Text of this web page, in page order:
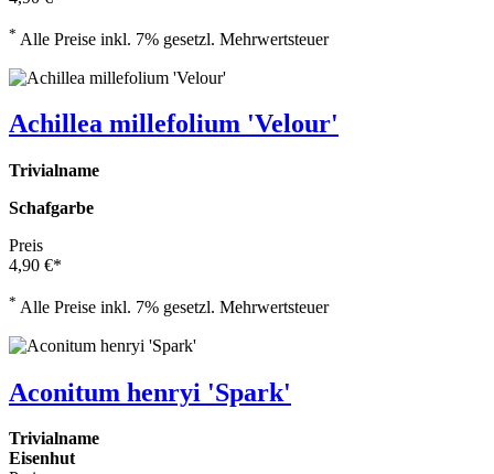
* Alle Preise inkl. 7% gesetzl. Mehrwertsteuer
Achillea millefolium 'Velour'
Trivialname
Schafgarbe
Preis
4,90 €*
* Alle Preise inkl. 7% gesetzl. Mehrwertsteuer
Aconitum henryi 'Spark'
Trivialname
Eisenhut